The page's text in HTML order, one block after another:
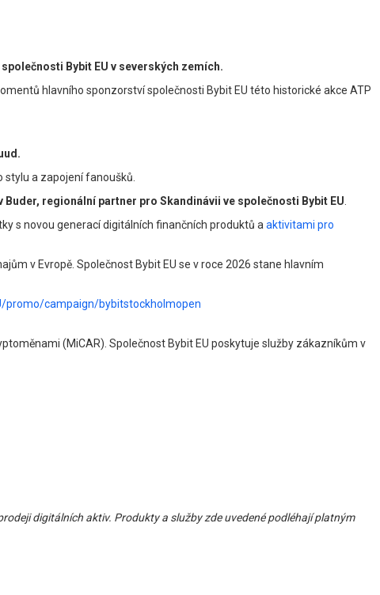
Bybit EU v severských zemích.
hlavního sponzorství společnosti Bybit EU této historické akce ATP
a zapojení fanoušků.
Buder, regionální partner pro Skandinávii ve společnosti Bybit EU
s novou generací digitálních finančních produktů a aktivitami pro
v Evropě. Společnost Bybit EU se v roce 2026 stane hlavním
promo/campaign/bybitstockholmopen
(MiCAR). Společnost Bybit EU poskytuje služby zákazníkům v
digitálních aktiv. Produkty a služby zde uvedené podléhají platným